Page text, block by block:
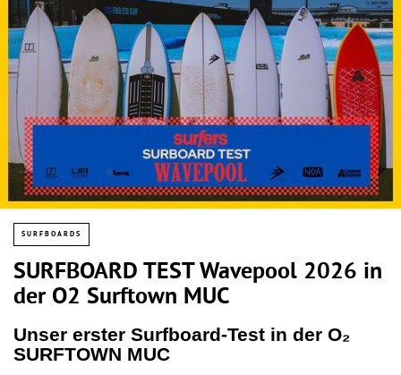
SURFBOARDS
SURFBOARD TEST Wavepool 2026 in
der O2 Surftown MUC
Unser erster Surfboard-Test in der O₂
SURFTOWN MUC